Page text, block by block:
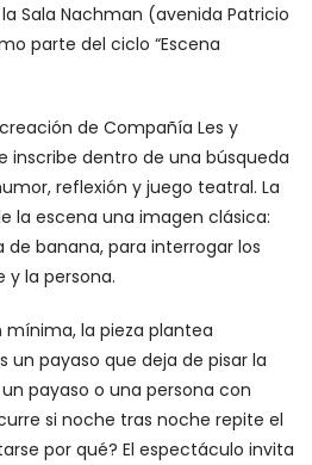
Sala Nachman (avenida Patricio
parte del ciclo “Escena
de Compañía Les y
inscribe dentro de una búsqueda
reflexión y juego teatral. La
la escena una imagen clásica:
banana, para interrogar los
y la persona.
la pieza plantea
un payaso que deja de pisar la
payaso o una persona con
si noche tras noche repite el
por qué? El espectáculo invita